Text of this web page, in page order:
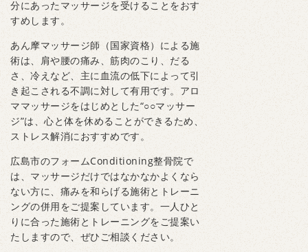
分にあったマッサージを受けることをおす
すめします。
あん摩マッサージ師（国家資格）による施
術は、肩や腰の痛み、筋肉のこり、だる
さ、冷えなど、主に血流の低下によって引
き起こされる不調に対して有用です。アロ
ママッサージをはじめとした“○○マッサー
ジ”は、心と体を休めることができるため、
ストレス解消におすすめです。
広島市のフォームConditioning整骨院で
は、マッサージだけではなかなかよくなら
ない方に、痛みを和らげる施術とトレーニ
ングの併用をご提案しています。一人ひと
りに合った施術とトレーニングをご提案い
たしますので、ぜひご相談ください。